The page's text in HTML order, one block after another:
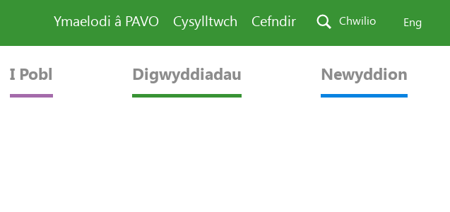
Ymaelodi â PAVO Cysylltwch Cefndir Chwilio Eng
I Pobl Digwyddiadau Newyddion